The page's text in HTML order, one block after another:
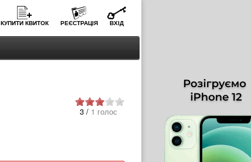
КУПИТИ КВИТОК РЕЄСТРАЦІЯ ВХІД
3 / 1 голос